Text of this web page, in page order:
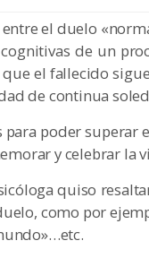
el duelo
de un
el fallecido
de continua
para poder
y celebrar la
quiso
como por